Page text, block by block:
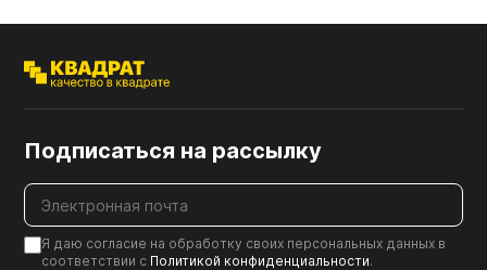
Подписаться на рассылку
Я даю согласие на обработку своих персональных данных в
соответствии с Политикой конфиденциальности.